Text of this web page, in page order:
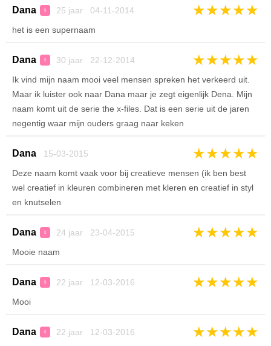
Dana ♀ 25 jaar 04-11-2014 ★★★★★
het is een supernaam
Dana ♀ 30 jaar 22-12-2014 ★★★★★
Ik vind mijn naam mooi veel mensen spreken het verkeerd uit.
Maar ik luister ook naar Dana maar je zegt eigenlijk Dena. Mijn
naam komt uit de serie the x-files. Dat is een serie uit de jaren
negentig waar mijn ouders graag naar keken
Dana 15-03-2015 ★★★★★
Deze naam komt vaak voor bij creatieve mensen (ik ben best
wel creatief in kleuren combineren met kleren en creatief in styl
en knutselen
Dana ♀ 24 jaar 23-04-2015 ★★★★★
Mooie naam
Dana ♀ 22 jaar 12-03-2016 ★★★★★
Mooi
Dana ♀ 22 jaar 12-03-2016 ★★★★★